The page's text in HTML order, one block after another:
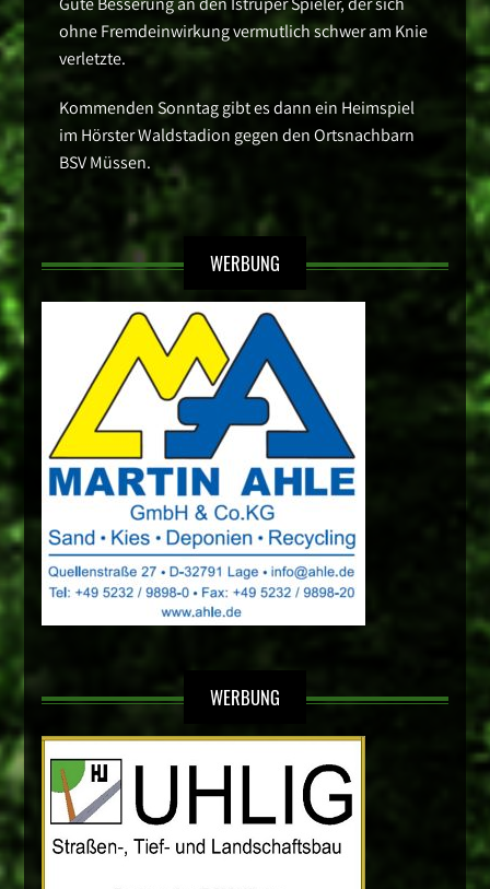
ohne Fremdeinwirkung vermutlich schwer am Knie
verletzte.
Kommenden Sonntag gibt es dann ein Heimspiel
im Hörster Waldstadion gegen den Ortsnachbarn
BSV Müssen.
WERBUNG
WERBUNG